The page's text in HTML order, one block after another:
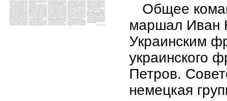
Общее
маршал Иван
Украинским
украинского
Петров.
немецкая